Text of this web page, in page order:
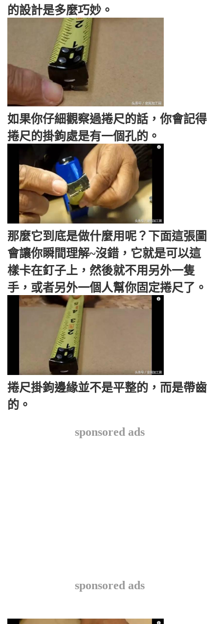
的設計是多麼巧妙。
如果你仔細觀察過捲尺的話，你會記得
捲尺的掛鉤處是有一個孔的。
那麼它到底是做什麼用呢？下面這張圖
會讓你瞬間理解~沒錯，它就是可以這
樣卡在釘子上，然後就不用另外一隻
手，或者另外一個人幫你固定捲尺了。
捲尺掛鉤邊緣並不是平整的，而是帶齒
的。
sponsored ads
sponsored ads